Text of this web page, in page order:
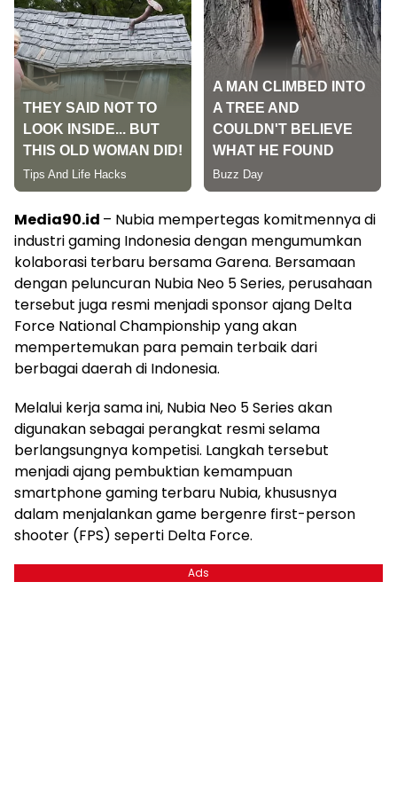
Media90.id – Nubia mempertegas komitmennya di
industri gaming Indonesia dengan mengumumkan
kolaborasi terbaru bersama Garena. Bersamaan
dengan peluncuran Nubia Neo 5 Series, perusahaan
tersebut juga resmi menjadi sponsor ajang Delta
Force National Championship yang akan
mempertemukan para pemain terbaik dari
berbagai daerah di Indonesia.
Melalui kerja sama ini, Nubia Neo 5 Series akan
digunakan sebagai perangkat resmi selama
berlangsungnya kompetisi. Langkah tersebut
menjadi ajang pembuktian kemampuan
smartphone gaming terbaru Nubia, khususnya
dalam menjalankan game bergenre first-person
shooter (FPS) seperti Delta Force.
Ads